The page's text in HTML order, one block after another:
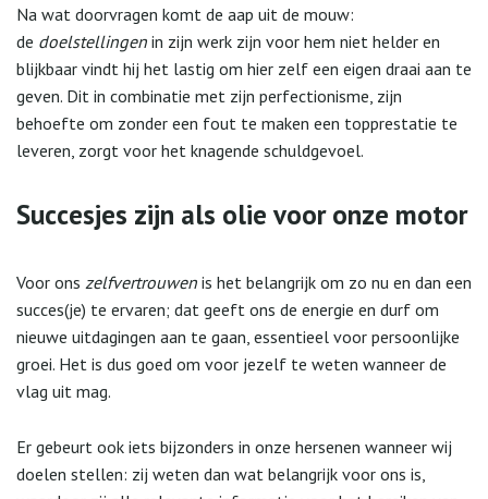
Na wat doorvragen komt de aap uit de mouw:
de doelstellingen in zijn werk zijn voor hem niet helder en
blijkbaar vindt hij het lastig om hier zelf een eigen draai aan te
geven. Dit in combinatie met zijn perfectionisme, zijn
behoefte om zonder een fout te maken een topprestatie te
leveren, zorgt voor het knagende schuldgevoel.
Succesjes zijn als olie voor onze motor
Voor ons zelfvertrouwen is het belangrijk om zo nu en dan een
succes(je) te ervaren; dat geeft ons de energie en durf om
nieuwe uitdagingen aan te gaan, essentieel voor persoonlijke
groei. Het is dus goed om voor jezelf te weten wanneer de
vlag uit mag.
Er gebeurt ook iets bijzonders in onze hersenen wanneer wij
doelen stellen: zij weten dan wat belangrijk voor ons is,